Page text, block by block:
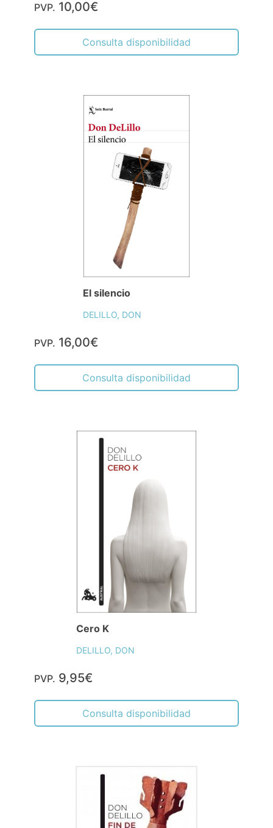
PVP. 10,00€
Consulta disponibilidad
El silencio
DELILLO, DON
PVP. 16,00€
Consulta disponibilidad
Cero K
DELILLO, DON
PVP. 9,95€
Consulta disponibilidad